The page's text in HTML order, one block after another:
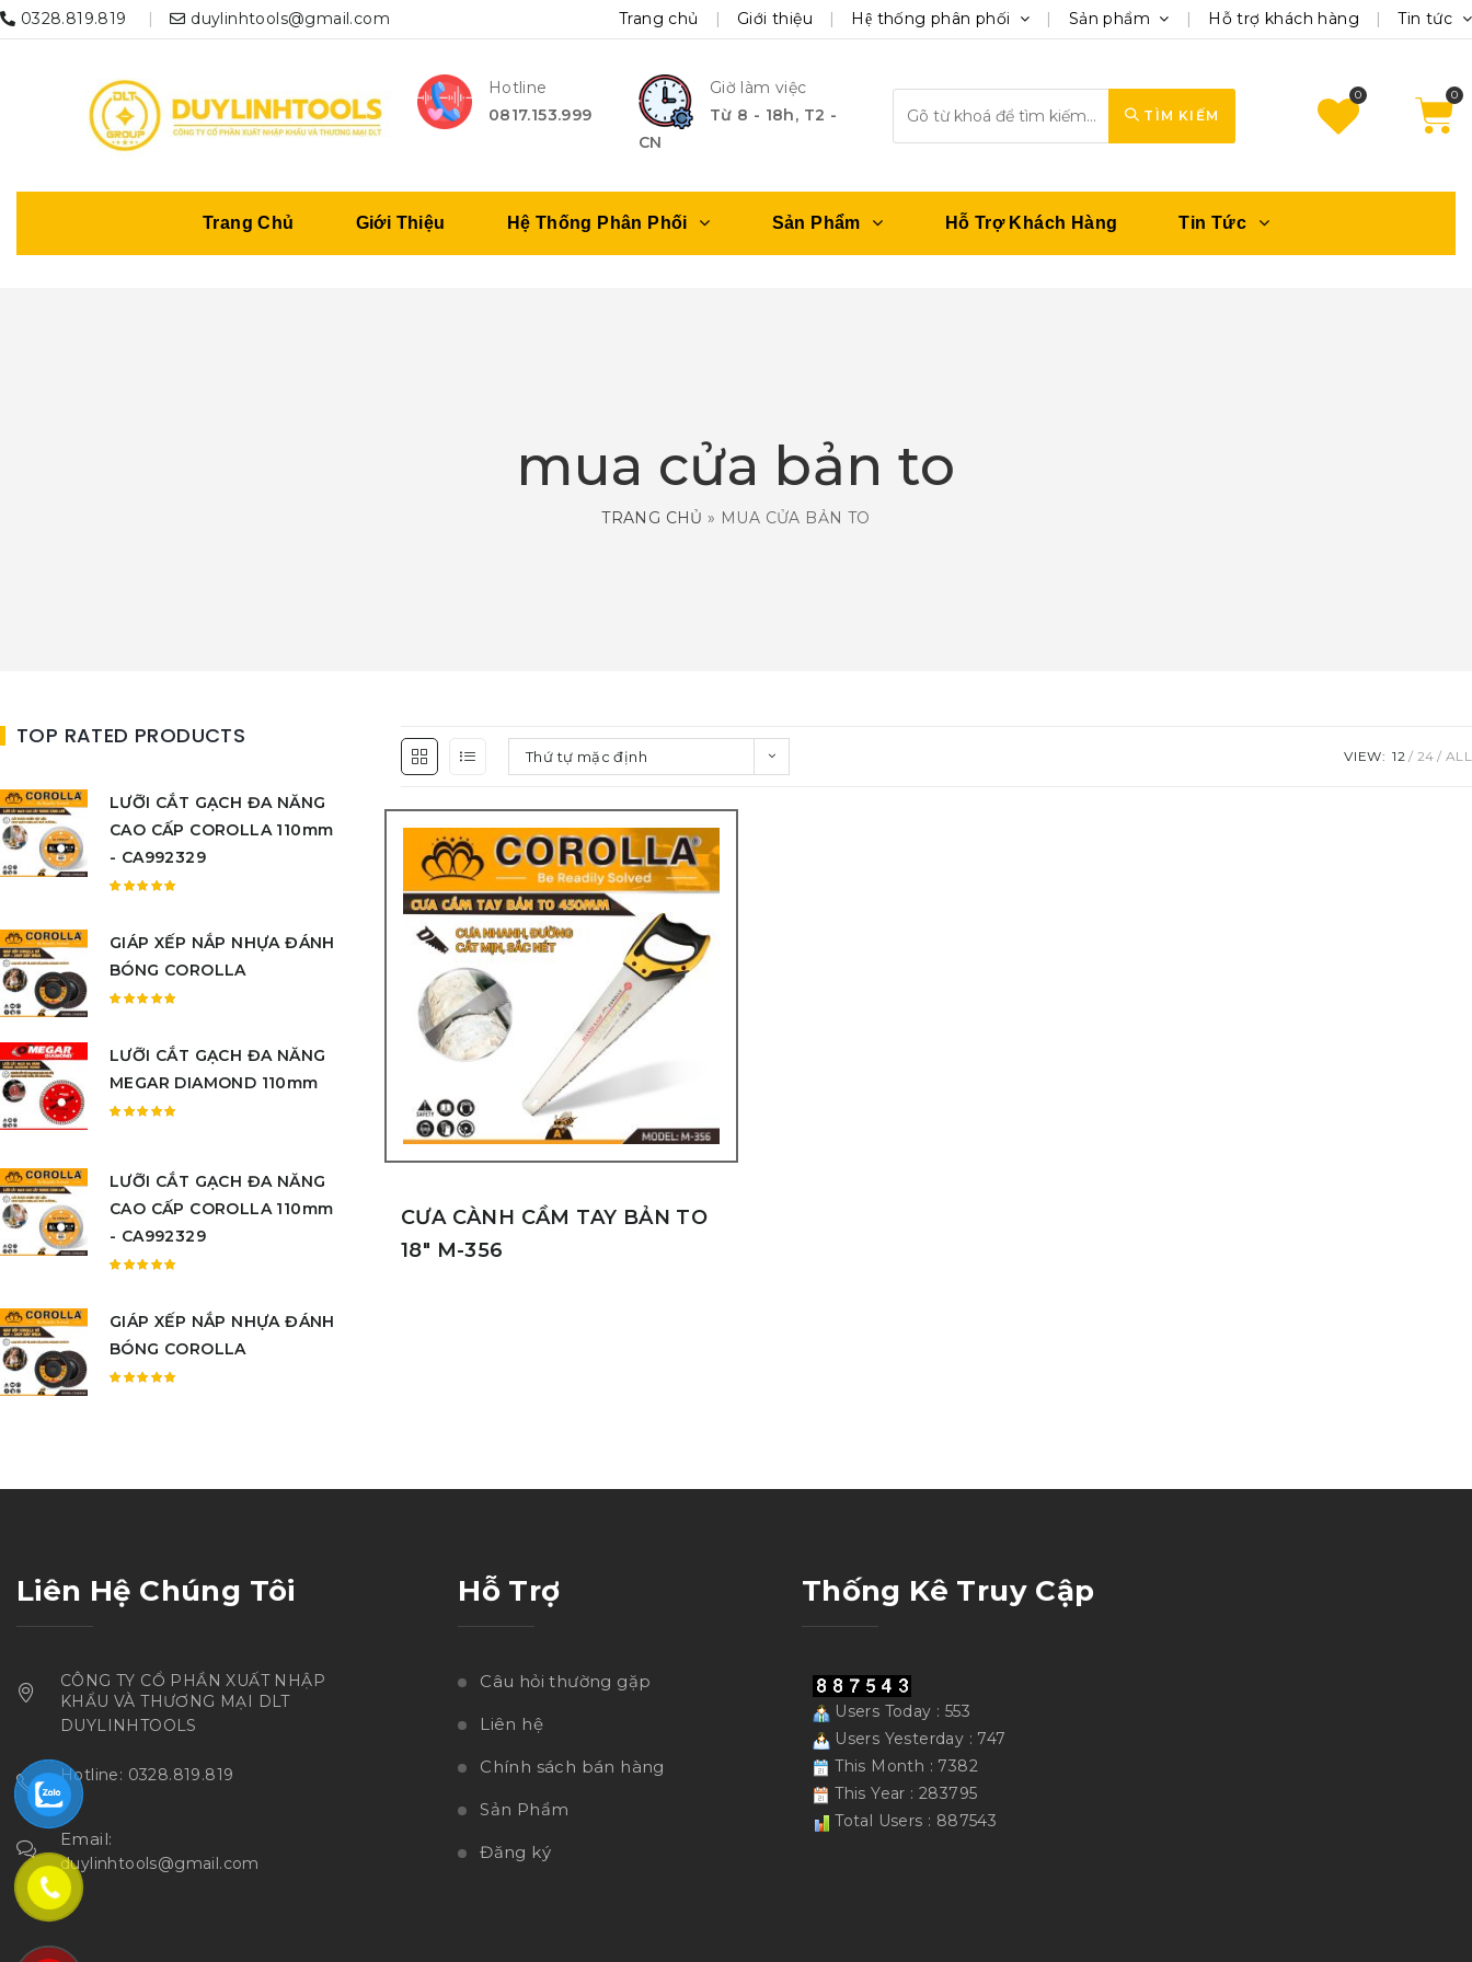
Trang chủ Giới thiệu Hệ thống phân phối Sản phẩm Hỗ trợ khách hàng Tin tức
0328.819.819 duylinhtools@gmail.com
Hotline
0817.153.999
Giờ làm việc
Từ 8 - 18h, T2 -
CN
TÌM KIẾM
0
Trang Chủ Giới Thiệu Hệ Thống Phân Phối Sản Phẩm Hỗ Trợ Khách Hàng Tin Tức
mua cửa bản to
TRANG CHỦ » MUA CỬA BẢN TO
Thứ tự mặc định VIEW: 12 24 ALL
CƯA CÀNH CẦM TAY BẢN TO
18″ M-356
TOP RATED PRODUCTS
LƯỠI CẮT GẠCH ĐA NĂNG
CAO CẤP COROLLA 110mm
- CA992329
hạng
5.00 5
GIÁP XẾP NẮP NHỰA ĐÁNH
BÓNG COROLLA
hạng
5.005
LƯỠI CẮT GẠCH ĐA NĂNG
MEGAR DIAMOND 110mm
5.00 5
sao
LƯỠI CẮT GẠCH ĐA NĂNG
CAO CẤP COROLLA 110mm
- CA992329
hạng
5.00 5
GIÁP XẾP NẮP NHỰA ĐÁNH
BÓNG COROLLA
Liên Hệ Chúng Tôi
CÔNG TY CỔ PHẦN XUẤT NHẬP
KHẨU VÀ THƯƠNG MẠI DLT
DUYLINHTOOLS
Hotline: 0328.819.819
Email:
duylinhtools@gmail.com
Hỗ Trợ
Câu hỏi thường gặp
Liên hệ
Chính sách bán hàng
Sản Phẩm
Đăng ký
Thống Kê Truy Cập
Users Today : 553
Users Yesterday : 747
This Month : 7382
This Year : 283795
Total Users : 887543